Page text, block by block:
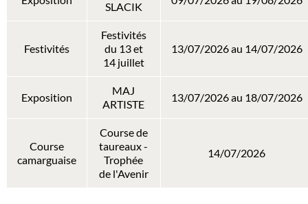
SLACIK
Festivités
Festivités
du 13 et
14 juillet
13/07/2026 au 14/07/2026
Exposition
MAJ
ARTISTE
13/07/2026 au 18/07/2026
Course
camarguaise
Course de
taureaux -
Trophée
de l'Avenir
14/07/2026